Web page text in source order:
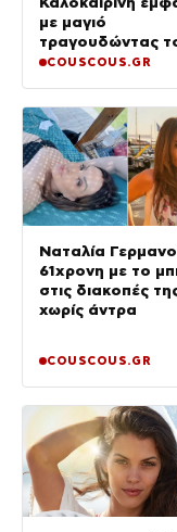
με μαγιό
τραγουδώντας
«Καλοκαιρινά
COUSCOUS.GR
Ναταλία
61χρονη με το
στις διακοπές
χωρίς άντρα
COUSCOUS.GR